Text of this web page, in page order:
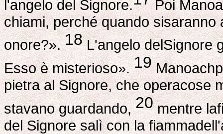
l'angelo del Signore.
Poi
chiami, perché quando
onore?».18L'angelo delSignore
Esso è misterioso».19
pietra al Signore, che operacose
stavano guardando,20mentre
del Signore salì con la